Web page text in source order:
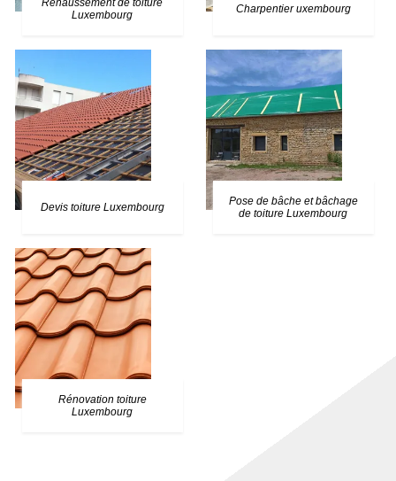
Rehaussement de toiture
Luxembourg
Charpentier uxembourg
Devis toiture Luxembourg
Pose de bâche et bâchage
de toiture Luxembourg
Rénovation toiture
Luxembourg